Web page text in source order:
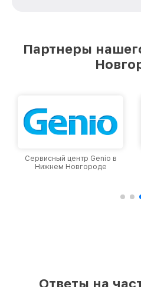
лучшим сервисным
Нижнем Новгороде,
Партнеры
Сервисный центр Genio в
Нижнем Новгороде
Ответы на